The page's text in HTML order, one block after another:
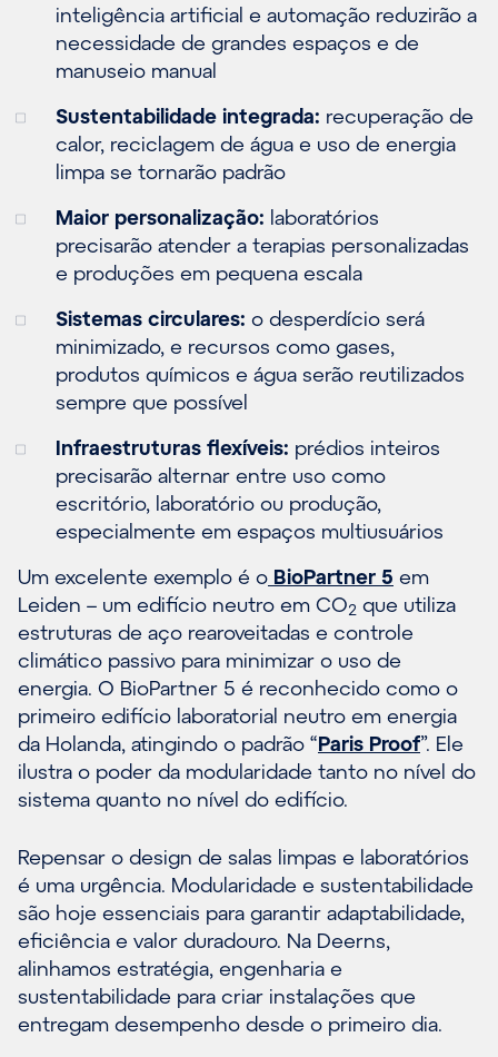
inteligência artificial e automação reduzirão a
necessidade de grandes espaços e de
manuseio manual
Sustentabilidade integrada: recuperação de
calor, reciclagem de água e uso de energia
limpa se tornarão padrão
Maior personalização: laboratórios
precisarão atender a terapias personalizadas
e produções em pequena escala
Sistemas circulares: o desperdício será
minimizado, e recursos como gases,
produtos químicos e água serão reutilizados
sempre que possível
Infraestruturas flexíveis: prédios inteiros
precisarão alternar entre uso como
escritório, laboratório ou produção,
especialmente em espaços multiusuários
Um excelente exemplo é o BioPartner 5 em
Leiden – um edifício neutro em CO2 que utiliza
estruturas de aço rearoveitadas e controle
climático passivo para minimizar o uso de
energia. O BioPartner 5 é reconhecido como o
primeiro edifício laboratorial neutro em energia
da Holanda, atingindo o padrão “Paris Proof”. Ele
ilustra o poder da modularidade tanto no nível do
sistema quanto no nível do edifício.
Repensar o design de salas limpas e laboratórios
é uma urgência. Modularidade e sustentabilidade
são hoje essenciais para garantir adaptabilidade,
eficiência e valor duradouro. Na Deerns,
alinhamos estratégia, engenharia e
sustentabilidade para criar instalações que
entregam desempenho desde o primeiro dia.